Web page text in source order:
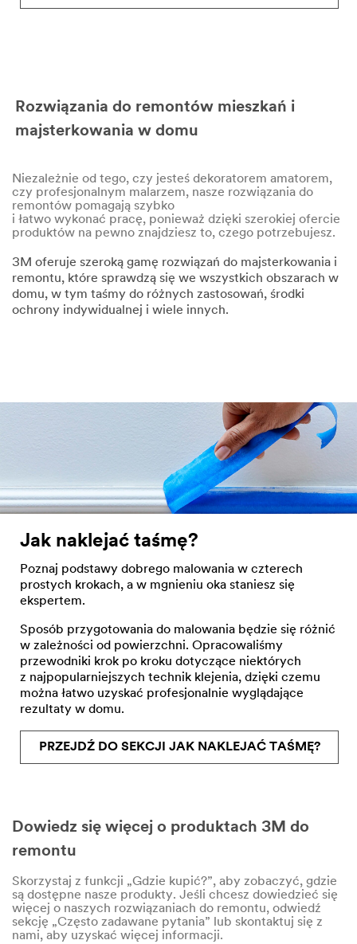
Rozwiązania do remontów mieszkań i
majsterkowania w domu
Niezależnie od tego, czy jesteś dekoratorem amatorem,
czy profesjonalnym malarzem, nasze rozwiązania do
remontów pomagają szybko
i łatwo wykonać pracę, ponieważ dzięki szerokiej ofercie
produktów na pewno znajdziesz to, czego potrzebujesz.
3M oferuje szeroką gamę rozwiązań do majsterkowania i
remontu, które sprawdzą się we wszystkich obszarach w
domu, w tym taśmy do różnych zastosowań, środki
ochrony indywidualnej i wiele innych.
Jak naklejać taśmę?
Poznaj podstawy dobrego malowania w czterech
prostych krokach, a w mgnieniu oka staniesz się
ekspertem.
Sposób przygotowania do malowania będzie się różnić
w zależności od powierzchni. Opracowaliśmy
przewodniki krok po kroku dotyczące niektórych
z najpopularniejszych technik klejenia, dzięki czemu
można łatwo uzyskać profesjonalnie wyglądające
rezultaty w domu.
PRZEJDŹ DO SEKCJI JAK NAKLEJAĆ TAŚMĘ?
Dowiedz się więcej o produktach 3M do
remontu
Skorzystaj z funkcji „Gdzie kupić?”, aby zobaczyć, gdzie
są dostępne nasze produkty. Jeśli chcesz dowiedzieć się
więcej o naszych rozwiązaniach do remontu, odwiedź
sekcję „Często zadawane pytania” lub skontaktuj się z
nami, aby uzyskać więcej informacji.